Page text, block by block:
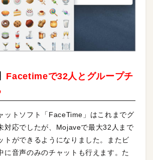
Facetimeで32人とグループチ
ットソフト「FaceTime」はこれまでグ
対応でしたが、Mojaveで最大32人まで
トができるようになりました。またビ
に音声のみのチャットも行えます。た